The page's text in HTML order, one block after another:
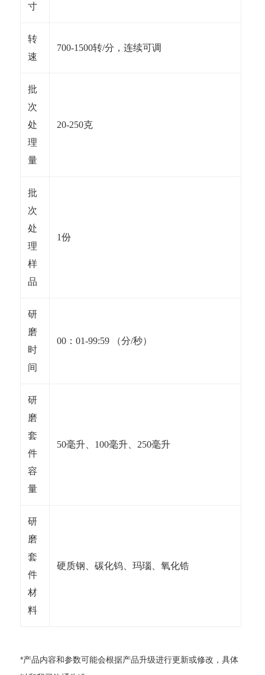
寸
转
速
700-1500转/分，连续可调
批
次
处
理
量
20-250克
批
次
处
理
样
品
1份
研
磨
时
间
00：01-99:59 （分/秒）
研
磨
套
件
容
量
50毫升、100毫升、250毫升
研
磨
套
件
材
料
硬质钢、碳化钨、玛瑙、氧化锆
*产品内容和参数可能会根据产品升级进行更新或修改，具体